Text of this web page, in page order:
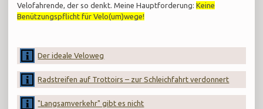
Velofahrende, der so denkt. Meine Hauptforderung:Keine
Benützungspflicht für Velo(um)wege!
Der ideale Veloweg
Radstreifen auf Trottoirs – zur Schleichfahrt verdonnert
"Langsamverkehr" gibt es nicht